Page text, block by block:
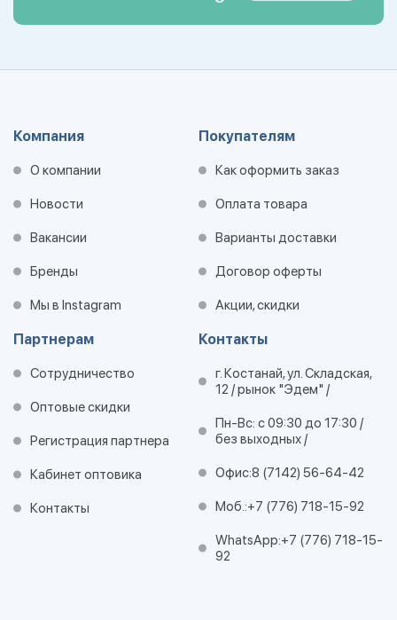
Компания
О компании
Новости
Вакансии
Бренды
Мы в Instagram
Покупателям
Как оформить заказ
Оплата товара
Варианты доставки
Договор оферты
Акции, скидки
Партнерам
Сотрудничество
Оптовые скидки
Регистрация партнера
Кабинет оптовика
Контакты
Контакты
г. Костанай, ул. Складская,
12 / рынок "Эдем" /
Пн-Вс: с 09:30 до 17:30 /
без выходных /
Офис:8 (7142) 56-64-42
Моб.:+7 (776) 718-15-92
WhatsApp:+7 (776) 718-15-
92